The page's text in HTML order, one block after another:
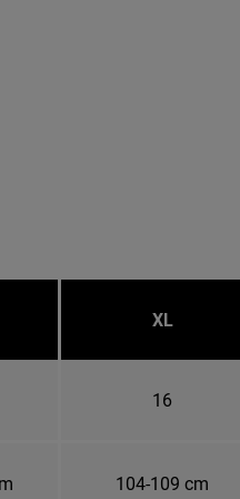
XL
16
104-109 cm